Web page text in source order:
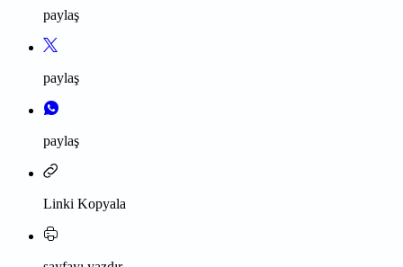
paylaş
paylaş
paylaş
Linki Kopyala